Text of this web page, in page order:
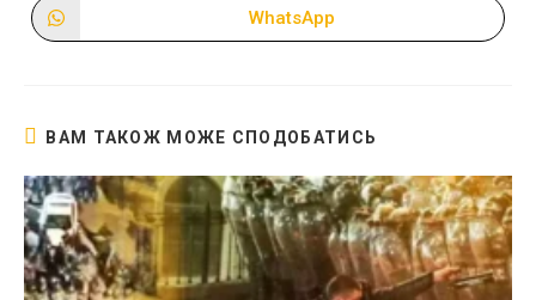
Відкрити
в
WhatsApp
ВАМ ТАКОЖ МОЖЕ СПОДОБАТИСЬ